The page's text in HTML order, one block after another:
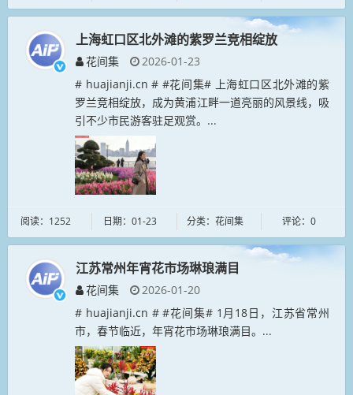
上海虹口区北外滩的紫罗兰竞相绽放
花间集
2026-01-23
# huajianji.cn # #花间集# 上海虹口区北外滩的紫
罗兰竞相绽放，成为黄浦江畔一道亮丽的风景线，吸
引不少市民游客驻足观赏。...
阅读：1252 日期：01-23 分类：花间集 评论：0
江苏常州年宵花市场琳琅满目
花间集
2026-01-20
# huajianji.cn # #花间集# 1月18日，江苏省常州
市，春节临近，年宵花市场琳琅满目。...